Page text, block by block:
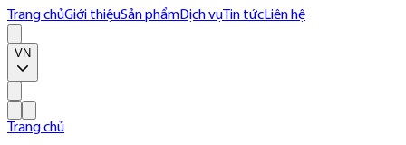
Trang chủGiới thiệuSản phẩmDịch vụ Tin tứcLiên hệ
VN
Trang chủ